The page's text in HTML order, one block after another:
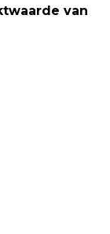
van